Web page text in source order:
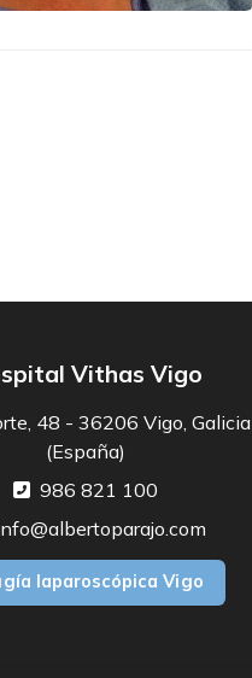
Vithas Vigo
48 - 36206 Vigo, Galicia
(España)
986 821 100
laparoscópica Vigo